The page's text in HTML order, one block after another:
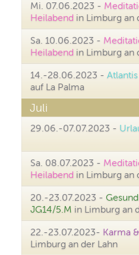
Mi. 07.06.2023 -
Heilabend in Limburg an
Sa. 10.06.2023 -
Heilabend in Limburg an
14.-28.06.2023 -
auf La Palma
Juli
29.06.-07.07.2023 -
Sa. 08.07.2023 -
Heilabend in Limburg an
20.-23.07.2023 -
JG14/5.M in Limburg an
22.-23.07.2023- Karma
Limburg an der Lahn